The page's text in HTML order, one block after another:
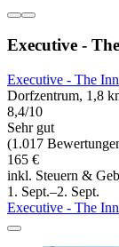
Executive -
Executive - The
Dorfzentrum, 1,8
8,4/10
Sehr gut
(1.017
165 €
inkl. Steuern &
1. Sept.–2. Sept.
Executive - The